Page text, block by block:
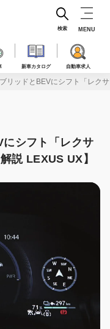
新車カタログ 自動車求人
検索 MENU
リッドとBEVにシフト「レク
シフト「レクサ
説 LEXUS UX】